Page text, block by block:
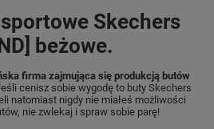
Skechers
beżowe.
firma zajmująca się produkcją butów
cenisz sobie wygodę to buty Skechers
natomiast nigdy nie miałeś możliwości
nie zwlekaj i spraw sobie parę!